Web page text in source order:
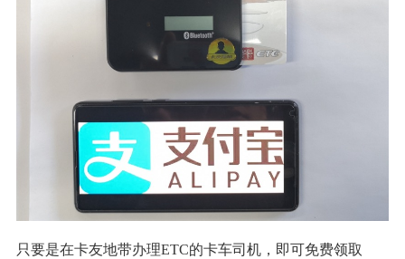
只要是在卡友地带办理ETC的卡车司机，即可免费领取